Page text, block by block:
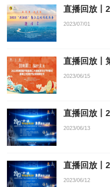
2023/07/01
2023/06/15
2023/06/13
2023/06/12